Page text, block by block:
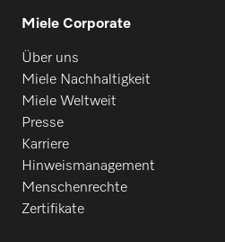
Miele Corporate
Über uns
Miele Nachhaltigkeit
Miele Weltweit
Presse
Karriere
Hinweismanagement
Menschenrechte
Zertifikate